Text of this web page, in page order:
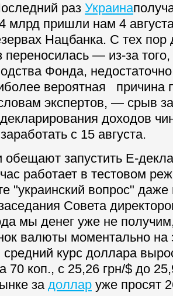
раз Украина
млрд пришли нам 4
Нацбанка. С тех
— из-за того,
Фонда,
вероятная причина
экспертов, — срыв
доходов
с 15 августа.
обещают запустить Е-
работает в тестовом
"украинский вопрос"
Совета
мы денег уже не
валюты моментально на
курс доллара
70 коп., с 25,26 грн/$ до
за доллар уже просят